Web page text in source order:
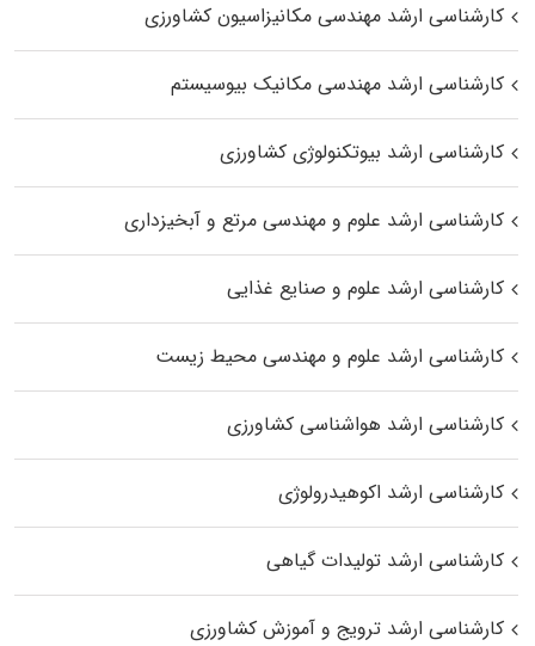
کارشناسی ارشد مهندسی مکانیزاسیون کشاورزی
کارشناسی ارشد مهندسی مکانیک بیوسیستم
کارشناسی ارشد بیوتکنولوژی کشاورزی
کارشناسی ارشد علوم و مهندسی مرتع و آبخیزداری
کارشناسی ارشد علوم و صنایع غذایی
کارشناسی ارشد علوم و مهندسی محیط زیست
کارشناسی ارشد هواشناسی کشاورزی
کارشناسی ارشد اکوهیدرولوژی
کارشناسی ارشد تولیدات گیاهی
کارشناسی ارشد ترویج و آموزش کشاورزی